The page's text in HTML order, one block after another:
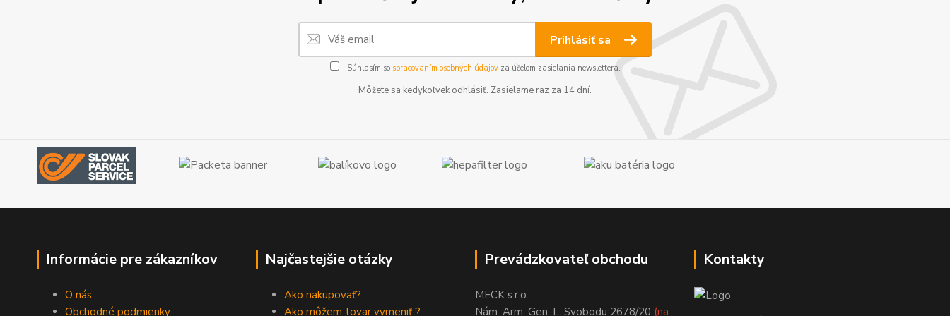
Prihlásiť sa
Súhlasím so spracovaním osobných údajovza účelom zasielania newslettera.
Môžete sa kedykoľvek odhlásiť. Zasielame raz za 14 dní.
Informácie pre zákazníkov
O nás
Obchodné podmienky
Najčastejšie otázky
Ako nakupovať?
Ako môžem tovar vymeniť ?
Prevádzkovateľ obchodu
MECK s.r.o.
Nám. Arm. Gen. L. Svobodu 2678/20 (na
Kontakty